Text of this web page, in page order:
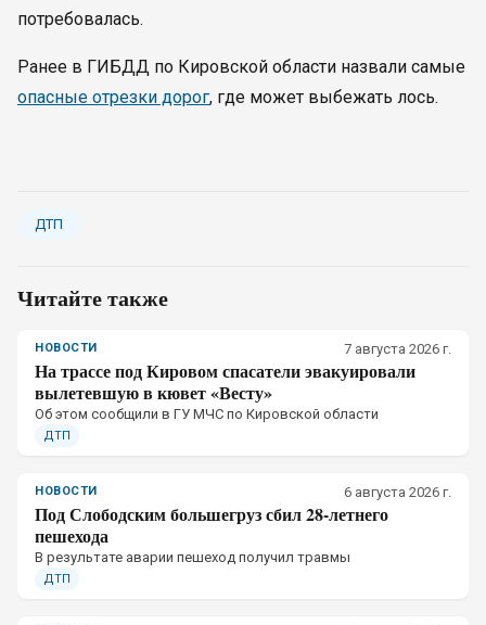
потребовалась.
Ранее в ГИБДД по Кировской области назвали самые
опасные отрезки дорог, где может выбежать лось.
ДТП
Читайте также
НОВОСТИ 7 августа 2026 г.
На трассе под Кировом спасатели эвакуировали
вылетевшую в кювет «Весту»
Об этом сообщили в ГУ МЧС по Кировской области
ДТП
НОВОСТИ 6 августа 2026 г.
Под Слободским большегруз сбил 28-летнего
пешехода
В результате аварии пешеход получил травмы
ДТП